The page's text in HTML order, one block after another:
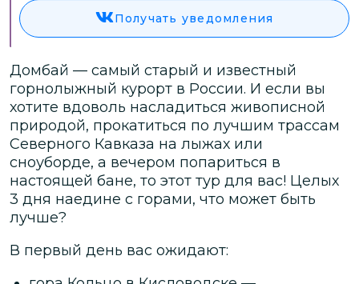
Получать уведомления
Домбай — самый старый и известный
горнолыжный курорт в России. И если вы
хотите вдоволь насладиться живописной
природой, прокатиться по лучшим трассам
Северного Кавказа на лыжах или
сноуборде, а вечером попариться в
настоящей бане, то этот тур для вас! Целых
3 дня наедине с горами, что может быть
лучше?
В первый день вас ожидают: